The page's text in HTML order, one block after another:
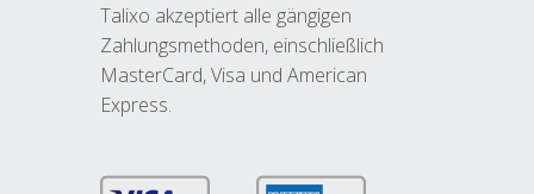
Talixo akzeptiert alle gängigen
Zahlungsmethoden, einschließlich
MasterCard, Visa und American
Express.